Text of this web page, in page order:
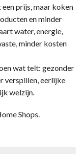
prijs, maar koken
en minder
water, energie,
minder kosten
wat telt: gezonder
verspillen, eerlijke
welzijn.
Shops.